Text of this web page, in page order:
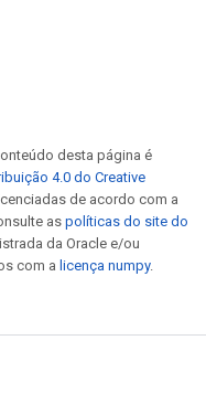
desta página é
4.0 do Creative
de acordo com a
aspolíticas do site do
da Oracle e/ou
com a licença numpy.